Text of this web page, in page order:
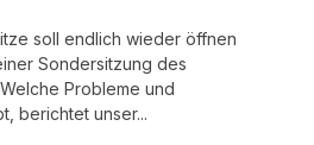
soll endlich wieder öffnen
Sondersitzung des
Probleme und
berichtet unser...